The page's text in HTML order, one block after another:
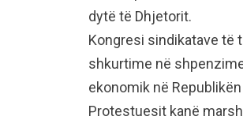
dytë të Dhjetorit.
Kongresi sindikatave të
shkurtime në
ekonomik në
Protestuesit kanë